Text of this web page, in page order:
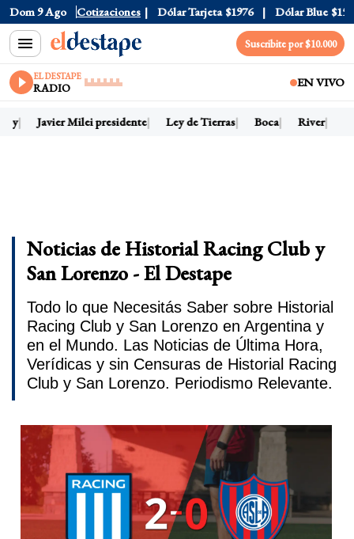
Dom 9 Ago Cotizaciones
Dólar Oficial $1520 Dólar Tarjeta $1976 Dólar Blue
Suscribite por $10.000
EL DESTAPE
RADIO EN VIVO
Javier Milei presidente Ley de Tierras Boca River
Noticias de Historial Racing Club y
San Lorenzo - El Destape
Todo lo que Necesitás Saber sobre Historial
Racing Club y San Lorenzo en Argentina y
en el Mundo. Las Noticias de Última Hora,
Verídicas y sin Censuras de Historial Racing
Club y San Lorenzo. Periodismo Relevante.